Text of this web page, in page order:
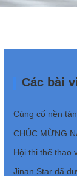
Các bài
CHÚC MỪNG